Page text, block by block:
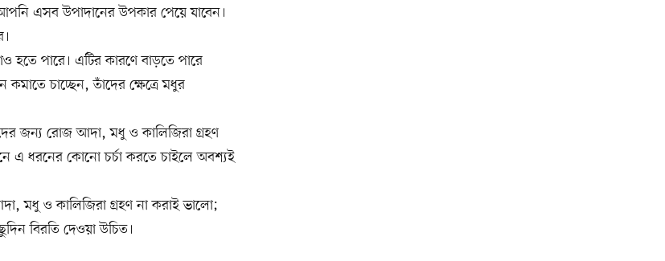
এসব উপাদানের উপকার পেয়ে যাবেন।
হতে পারে। এটির কারণে বাড়তে পারে
চাচ্ছেন, তাঁদের ক্ষেত্রে মধুর
জন্য রোজ আদা, মধু ও কালিজিরা গ্রহণ
এ ধরনের কোনো চর্চা করতে চাইলে অবশ্যই
মধু ও কালিজিরা গ্রহণ না করাই ভালো;
বিরতি দেওয়া উচিত।